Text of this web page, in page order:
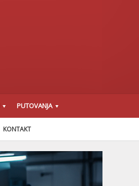
PUTOVANJA
KONTAKT